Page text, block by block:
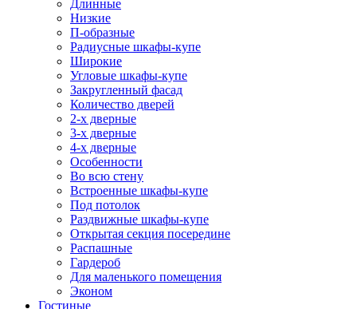
Длинные
Низкие
П-образные
Радиусные шкафы-купе
Широкие
Угловые шкафы-купе
Закругленный фасад
Количество дверей
2-х дверные
3-х дверные
4-х дверные
Особенности
Во всю стену
Встроенные шкафы-купе
Под потолок
Раздвижные шкафы-купе
Открытая секция посередине
Распашные
Гардероб
Для маленького помещения
Эконом
Гостиные